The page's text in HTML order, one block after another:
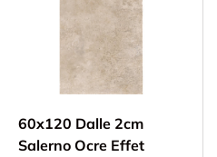
60x120 Dalle 2cm
Salerno Ocre Effet